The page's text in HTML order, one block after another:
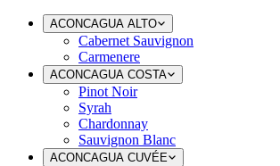
ACONCAGUA ALTO
Cabernet Sauvignon
Carmenere
ACONCAGUA COSTA
Pinot Noir
Syrah
Chardonnay
Sauvignon Blanc
ACONCAGUA CUVÉE